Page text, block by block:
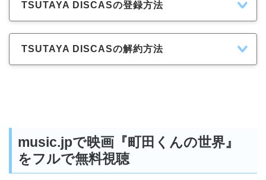
TSUTAYA DISCASの登録方法
TSUTAYA DISCASの解約方法
music.jpで映画『町田くんの世界』
をフルで無料視聴